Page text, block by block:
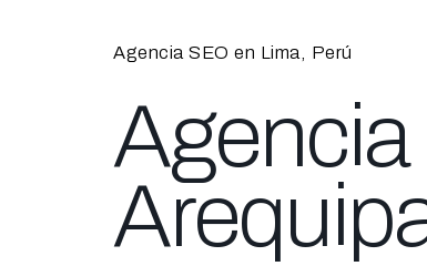
Agencia SEO en Lima, Perú
Agencia